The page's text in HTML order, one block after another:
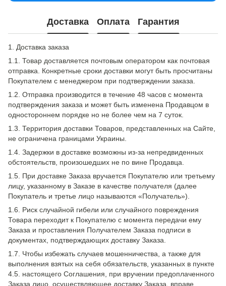
Доставка Оплата Гарантия
1. Доставка заказа
1.1. Товар доставляется почтовым оператором как почтовая
отправка. Конкретные сроки доставки могут быть просчитаны
Покупателем с менеджером при подтверждении заказа.
1.2. Отправка производится в течение 48 часов с момента
подтверждения заказа и может быть изменена Продавцом в
одностороннем порядке но не более чем на 7 суток.
1.3. Территория доставки Товаров, представленных на Сайте,
не ограничена границами Украины.
1.4. Задержки в доставке возможны из-за непредвиденных
обстоятельств, произошедших не по вине Продавца.
1.5. При доставке Заказа вручается Покупателю или третьему
лицу, указанному в Заказе в качестве получателя (далее
Покупатель и третье лицо называются «Получатель»).
1.6. Риск случайной гибели или случайного повреждения
Товара переходит к Покупателю с момента передачи ему
Заказа и проставления Получателем Заказа подписи в
документах, подтверждающих доставку Заказа.
1.7. Чтобы избежать случаев мошенничества, а также для
выполнения взятых на себя обязательств, указанных в пункте
4.5. настоящего Соглашения, при вручении предоплаченного
Заказа лицо, осуществляющее доставку Заказа, вправе